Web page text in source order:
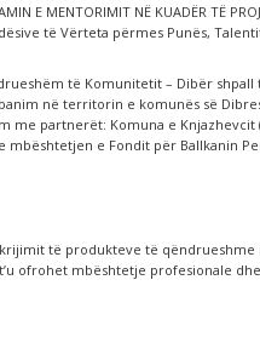
E MENTORIMIT NË KUADËR TË
të Vërteta përmes Punës,
të Komunitetit – Dibër
në territorin e komunës së
partnerët: Komuna e Knjazhevcit
mbështetjen e Fondit për Ballkanin
të produkteve të qëndrueshme
ofrohet mbështetje profesionale